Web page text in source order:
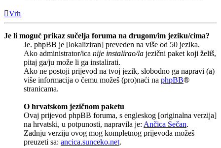
Vrh
Je li moguć prikaz sučelja foruma na drugom/im jeziku/cima?
Je. phpBB je [lokaliziran] preveden na više od 50 jezika.
Ako administrator/ica nije instalirao/la jezični paket koji želiš,
pitaj ga/ju može li ga instalirati.
Ako ne postoji prijevod na tvoj jezik, slobodno ga napravi (a)
više informacija o čemu možeš (pro)naći na phpBB®
stranicama.
O hrvatskom jezičnom paketu
Ovaj prijevod phpBB foruma, s engleskog [originalna verzija]
na hrvatski, u potpunosti, napravila je: Ančica Sečan.
Zadnju verziju ovog mog kompletnog prijevoda možeš
preuzeti sa: ancica.sunceko.net.